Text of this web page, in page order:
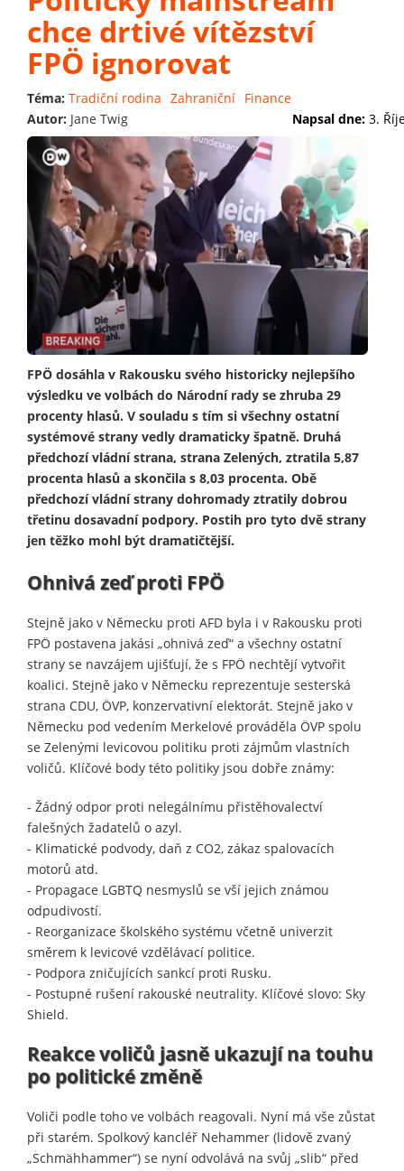
chce drtivé vítězství
FPÖ ignorovat
Téma: Tradiční rodina Zahraniční Finance
Autor: Jane Twig Napsal dne: 3.
FPÖ dosáhla v Rakousku svého historicky nejlepšího
výsledku ve volbách do Národní rady se zhruba 29
procenty hlasů. V souladu s tím si všechny ostatní
systémové strany vedly dramaticky špatně. Druhá
předchozí vládní strana, strana Zelených, ztratila 5,87
procenta hlasů a skončila s 8,03 procenta. Obě
předchozí vládní strany dohromady ztratily dobrou
třetinu dosavadní podpory. Postih pro tyto dvě strany
jen těžko mohl být dramatičtější.
Ohnivá zeď proti FPÖ
Stejně jako v Německu proti AFD byla i v Rakousku proti
FPÖ postavena jakási „ohnivá zeď“ a všechny ostatní
strany se navzájem ujišťují, že s FPÖ nechtějí vytvořit
koalici. Stejně jako v Německu reprezentuje sesterská
strana CDU, ÖVP, konzervativní elektorát. Stejně jako v
Německu pod vedením Merkelové prováděla ÖVP spolu
se Zelenými levicovou politiku proti zájmům vlastních
voličů. Klíčové body této politiky jsou dobře známy:
- Žádný odpor proti nelegálnímu přistěhovalectví
falešných žadatelů o azyl.
- Klimatické podvody, daň z CO2, zákaz spalovacích
motorů atd.
- Propagace LGBTQ nesmyslů se vší jejich známou
odpudivostí.
- Reorganizace školského systému včetně univerzit
směrem k levicové vzdělávací politice.
- Podpora zničujících sankcí proti Rusku.
- Postupné rušení rakouské neutrality. Klíčové slovo: Sky
Shield.
Reakce voličů jasně ukazují na touhu
po politické změně
Voliči podle toho ve volbách reagovali. Nyní má vše zůstat
při starém. Spolkový kancléř Nehammer (lidově zvaný
„Schmähhammer“) se nyní odvolává na svůj „slib“ před